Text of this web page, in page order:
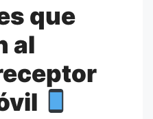
que
al